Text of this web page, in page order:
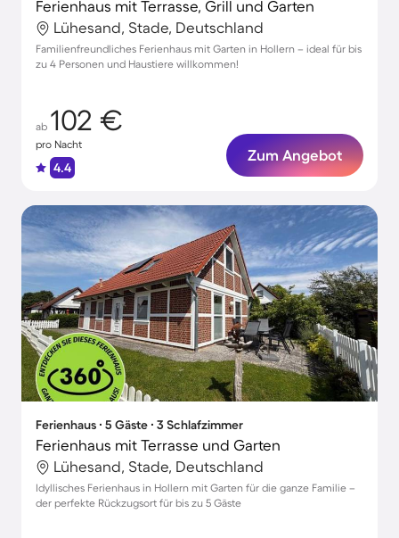
Ferienhaus mit Terrasse, Grill und Garten
Lühesand, Stade, Deutschland
Familienfreundliches Ferienhaus mit Garten in Hollern – ideal für bis
zu 4 Personen und Haustiere willkommen!
ab 102 €
pro Nacht
4.4
Zum Angebot
Ferienhaus ∙ 5 Gäste ∙ 3 Schlafzimmer
Ferienhaus mit Terrasse und Garten
Lühesand, Stade, Deutschland
Idyllisches Ferienhaus in Hollern mit Garten für die ganze Familie –
der perfekte Rückzugsort für bis zu 5 Gäste